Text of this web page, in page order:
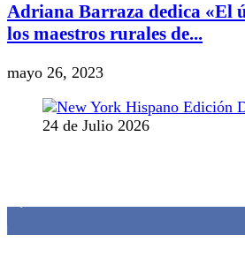
Adriana Barraza dedica «El
los maestros rurales de...
mayo 26, 2023
24 de Julio 2026